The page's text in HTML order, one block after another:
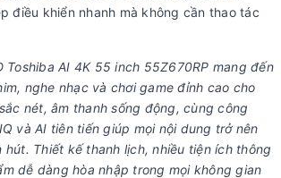
điều khiển nhanh mà không cần thao tác
Toshiba AI 4K 55 inch 55Z670RP mang đến
nghe nhạc và chơi game đỉnh cao cho
nét, âm thanh sống động, cùng công
và AI tiên tiến giúp mọi nội dung trở nên
Thiết kế thanh lịch, nhiều tiện ích thông
dễ dàng hòa nhập trong mọi không gian